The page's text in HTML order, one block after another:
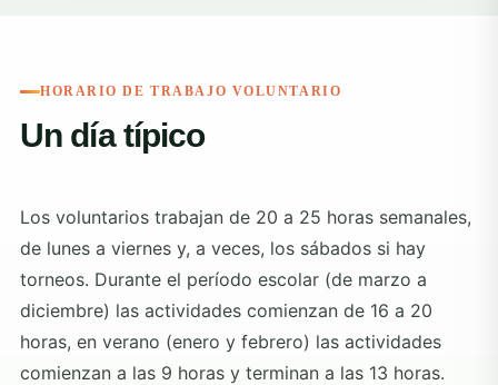
HORARIO DE TRABAJO VOLUNTARIO
Un día típico
Los voluntarios trabajan de 20 a 25 horas semanales,
de lunes a viernes y, a veces, los sábados si hay
torneos. Durante el período escolar (de marzo a
diciembre) las actividades comienzan de 16 a 20
horas, en verano (enero y febrero) las actividades
comienzan a las 9 horas y terminan a las 13 horas.